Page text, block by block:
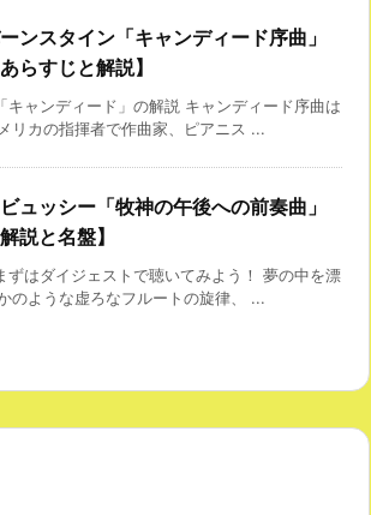
ンスタイン「キャンディード序曲」
あらすじと解説】
「キャンディード」の解説 キャンディード序曲は
リカの指揮者で作曲家、ピアニス ...
ビュッシー「牧神の午後への前奏曲」
解説と名盤】
ずはダイジェストで聴いてみよう！ 夢の中を漂
のような虚ろなフルートの旋律、 ...